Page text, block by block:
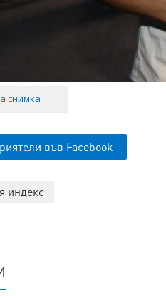
снимка
във Facebook
индекс